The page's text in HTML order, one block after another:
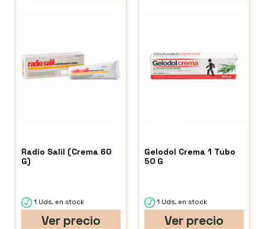
Radio Salil (Crema 60
G)
1 Uds. en stock
Ver precio
Gelodol Crema 1 Tubo
50 G
1 Uds. en stock
Ver precio